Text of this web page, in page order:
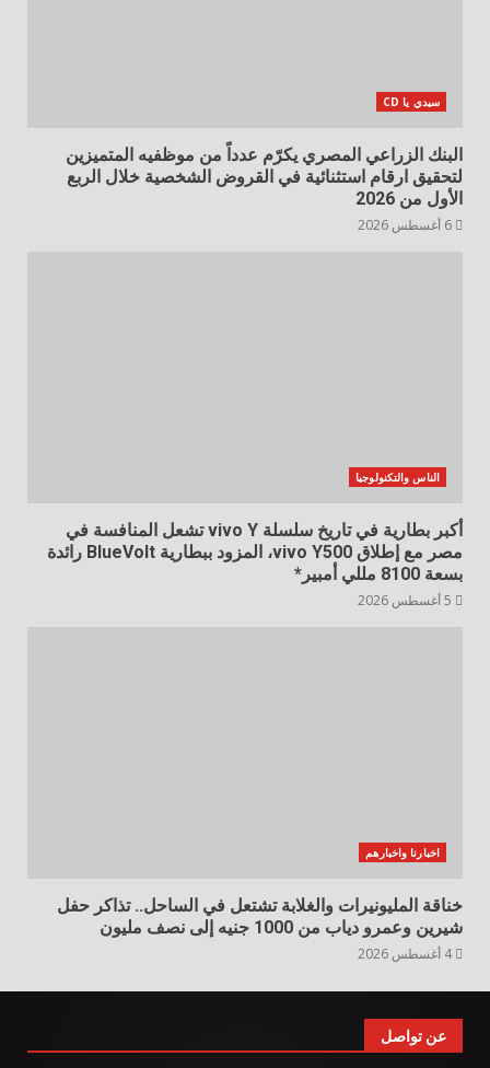
سيدي يا CD
البنك الزراعي المصري يكرّم عدداً من موظفيه المتميزين
لتحقيق ارقام استثنائية في القروض الشخصية خلال الربع
الأول من 2026
الناس والتكنولوجيا
أكبر بطارية في تاريخ سلسلة vivo Y تشعل المنافسة في
مصر مع إطلاق vivo Y500، المزود ببطارية BlueVolt رائدة
بسعة 8100 مللي أمبير*
اخبارنا واخبارهم
خناقة المليونيرات والغلابة تشتعل في الساحل.. تذاكر حفل
شيرين وعمرو دياب من 1000 جنيه إلى نصف مليون
عن تواصل